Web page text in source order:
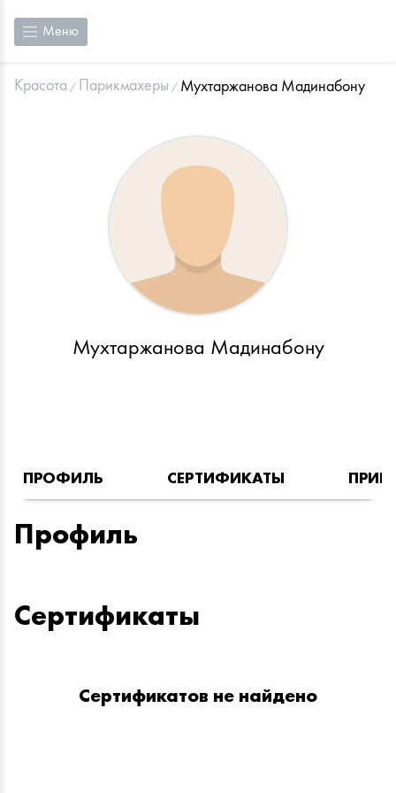
Меню
Красота Парикмахеры Мухтаржанова Мадинабону
Мухтаржанова Мадинабону
ПРОФИЛЬ СЕРТИФИКАТЫ
Профиль
Сертификаты
Сертификатов не найдено